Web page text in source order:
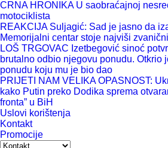
CRNA HRONIKA U saobraćajnoj
motociklista
REAKCIJA Suljagić: Sad je jasno da
Memorijalni centar stoje najviši
LOŠ TRGOVAC Izetbegović sinoć
brutalno odbio njegovu ponudu. Otkrio
ponudu koju mu je bio dao
PRIJETI NAM VELIKA OPASNOST:
kako Putin preko Dodika sprema
fronta” u BiH
Uslovi korištenja
Kontakt
Promocije